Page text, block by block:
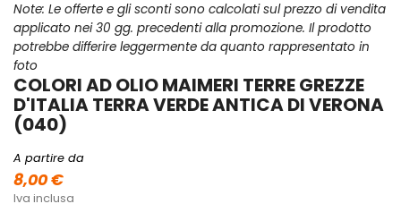
Note: Le offerte e gli sconti sono calcolati sul prezzo di vendita
applicato nei 30 gg. precedenti alla promozione. Il prodotto
potrebbe differire leggermente da quanto rappresentato in
foto
COLORI AD OLIO MAIMERI TERRE GREZZE
D'ITALIA TERRA VERDE ANTICA DI VERONA
(040)
A partire da
8,00 €
Iva inclusa